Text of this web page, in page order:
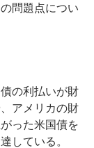
問題点につい
の利払いが財
アメリカの財
った米国債を
している。